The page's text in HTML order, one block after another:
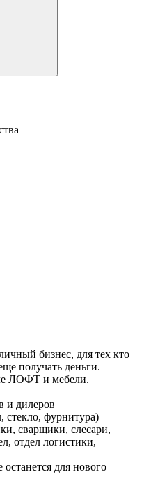
бизнес, для тех кто
получать деньги.
ЛОФТ и мебели.
и дилеров
стекло, фурнитура)
сварщики, слесари,
отдел логистики,
останется для нового